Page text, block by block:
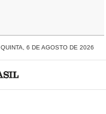
QUINTA, 6 DE AGOSTO DE 2026